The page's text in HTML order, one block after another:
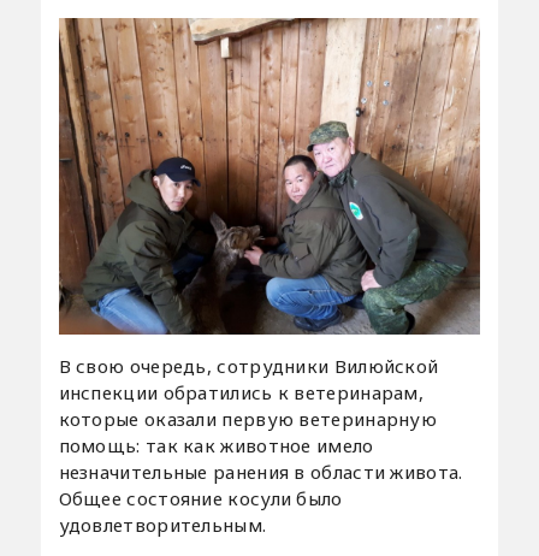
В свою очередь, сотрудники Вилюйской
инспекции обратились к ветеринарам,
которые оказали первую ветеринарную
помощь: так как животное имело
незначительные ранения в области живота.
Общее состояние косули было
удовлетворительным.